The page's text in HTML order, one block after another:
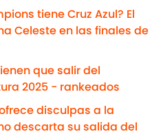
tiene Cruz Azul? El
Celeste en las finales de
que salir del
2025 - rankeados
disculpas a la
descarta su salida del